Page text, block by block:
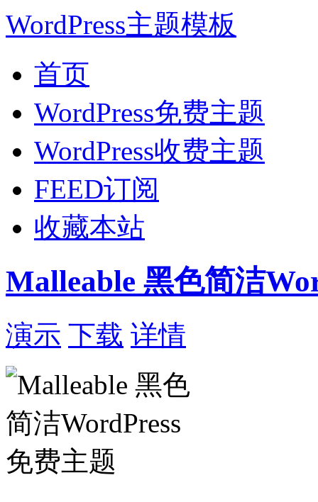
WordPress主题模板
首页
WordPress免费主题
WordPress收费主题
FEED订阅
收藏本站
Malleable 黑色简洁
演示 下载 详情